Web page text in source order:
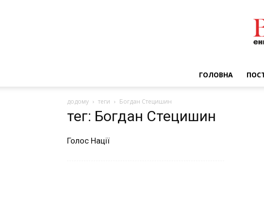
ГОЛОВНА
додому теги Богдан Стецишин
тег: Богдан Стецишин
Голос Нації